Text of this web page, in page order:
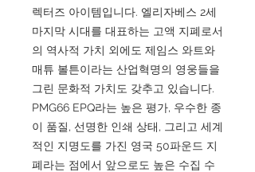
렉터즈 아이템입니다. 엘리자베스 2세
마지막 시대를 대표하는 고액 지폐로서
의 역사적 가치 외에도 제임스 와트와
매튜 볼튼이라는 산업혁명의 영웅들을
그린 문화적 가치도 갖추고 있습니다.
PMG66 EPQ라는 높은 평가, 우수한 종
이 품질, 선명한 인쇄 상태, 그리고 세계
적인 지명도를 가진 영국 50파운드 지
폐라는 점에서 앞으로도 높은 수집 수